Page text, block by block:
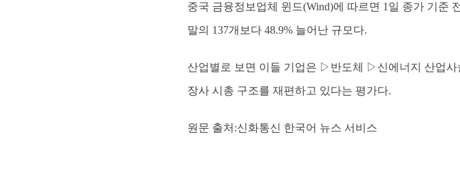
중국 금융정보업체 윈드(Wind)에 따르면 1일 종가 기준
말의 137개보다 48.9% 늘어난 규모다.
산업별로 보면 이들 기업은 ▷반도체 ▷신에너지 산업
장사 시총 구조를 재편하고 있다는 평가다.
원문 출처:신화통신 한국어 뉴스 서비스